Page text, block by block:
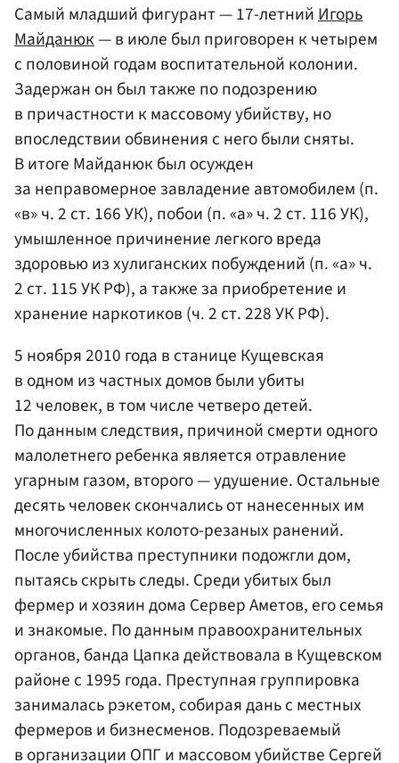
Самый младший фигурант — 17-летний Игорь
Майданюк— в июле был приговорен к четырем
с половиной годам воспитательной колонии.
Задержан он был также по подозрению
в причастности к массовому убийству, но
впоследствии обвинения с него были сняты.
В итоге Майданюк был осужден
за неправомерное завладение автомобилем (п.
«в» ч. 2 ст. 166 УК), побои (п. «а» ч. 2 ст. 116 УК),
умышленное причинение легкого вреда
здоровью из хулиганских побуждений (п. «а» ч.
2 ст. 115 УК РФ), а также за приобретение и
хранение наркотиков (ч. 2 ст. 228 УК РФ).
5 ноября 2010 года в станице Кущевская
в одном из частных домов были убиты
12 человек, в том числе четверо детей.
По данным следствия, причиной смерти одного
малолетнего ребенка является отравление
угарным газом, второго — удушение. Остальные
десять человек скончались от нанесенных им
многочисленных колото-резаных ранений.
После убийства преступники подожгли дом,
пытаясь скрыть следы. Среди убитых был
фермер и хозяин дома Сервер Аметов, его семья
и знакомые. По данным правоохранительных
органов, банда Цапка действовала в Кущевском
районе с 1995 года. Преступная группировка
занималась рэкетом, собирая дань с местных
фермеров и бизнесменов. Подозреваемый
в организации ОПГ и массовом убийстве Сергей